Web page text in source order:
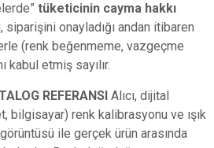
tüketicinin cayma hakkı
siparişini onayladığı andan itibaren
(renk beğenmeme, vazgeçme
kabul etmiş sayılır.
REFERANSI Alıcı, dijital
bilgisayar) renk kalibrasyonu ve ışık
ile gerçek ürün arasında